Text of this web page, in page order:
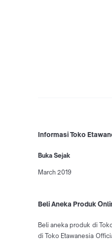
Informasi Toko
Buka Sejak
March 2019
Beli Aneka Produk
Beli aneka produk di
di Toko Etawanesia